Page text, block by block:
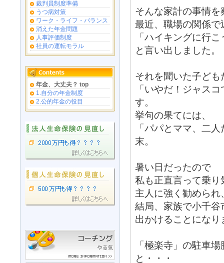
裁判員制度準備
うつ病対策
ワーク・ライフ・バランス
消えた年金問題
人事評価制度
社員の運転モラル
年金、大丈夫？ top
1.自分の年金制度
2.公的年金の役目
そんな家計の事情を
最近、職場の関係
「ハイキングに行
と言い出しました。
それを聞いた子ども
「いやだ！ジャス
す。
挙句の果てには、
「パパとママ、二
末。
暑い日だったので
私も正直言って乗
主人に強く勧められ
結局、家族で小千
出かけることになり
「極楽寺」の駐車
と・・・